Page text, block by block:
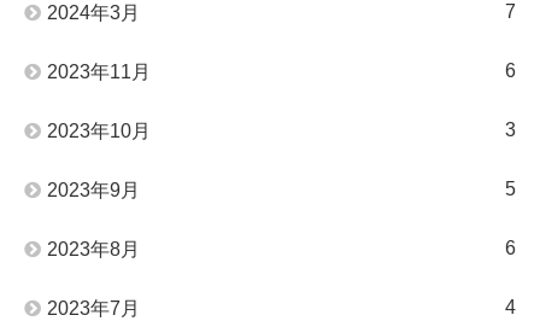
2024年3月 7
2023年11月 6
2023年10月 3
2023年9月 5
2023年8月 6
2023年7月 4